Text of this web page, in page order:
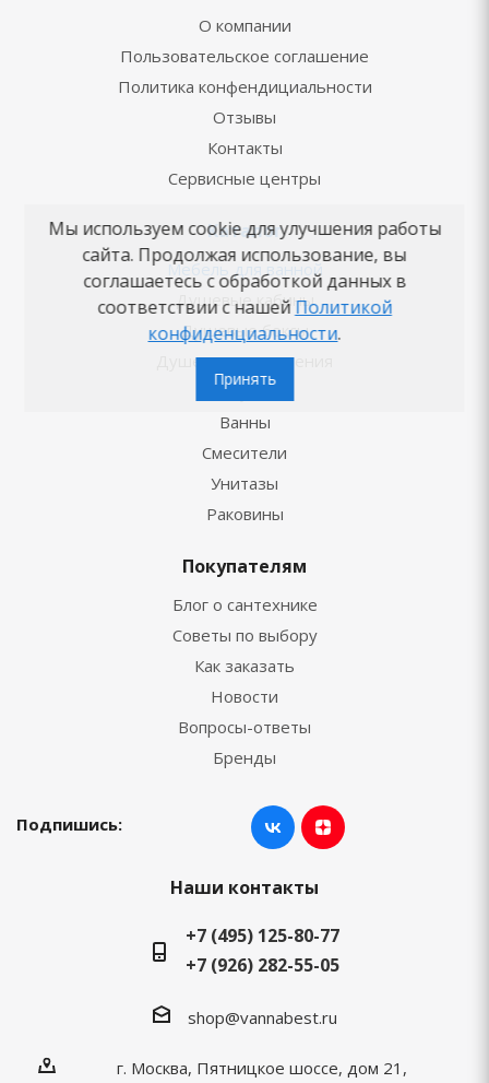
О компании
Пользовательское соглашение
Политика конфендициальности
Отзывы
Контакты
Сервисные центры
Каталог
Мебель для ванной
Душевые кабины
Душевые боксы
Душевые ограждения
Душ
Ванны
Смесители
Унитазы
Раковины
Покупателям
Блог о сантехнике
Советы по выбору
Как заказать
Новости
Вопросы-ответы
Бренды
Подпишись:
Наши контакты
+7 (495) 125-80-77
+7 (926) 282-55-05
shop@vannabest.ru
г. Москва, Пятницкое шоссе, дом 21,
Мы используем cookie для улучшения работы
сайта. Продолжая использование, вы
соглашаетесь с обработкой данных в
соответствии с нашей Политикой
конфиденциальности.
Принять